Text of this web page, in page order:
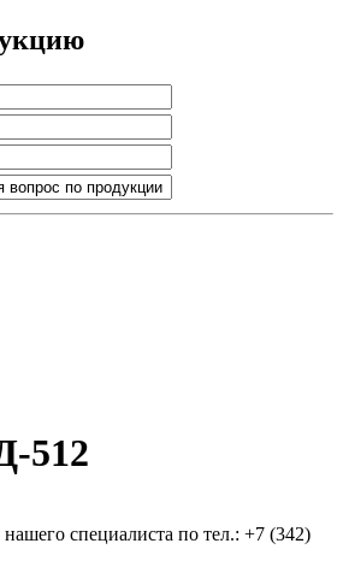
512
специалиста по тел.: +7 (342)